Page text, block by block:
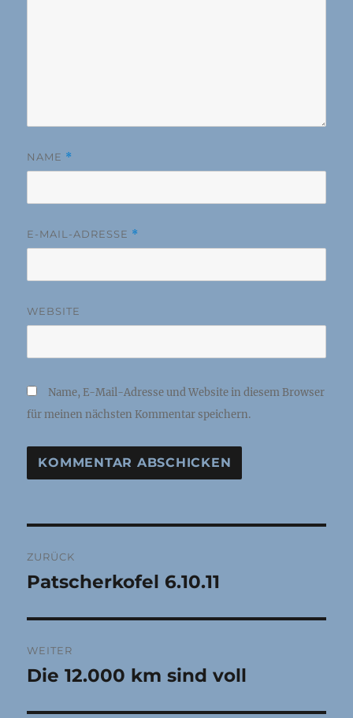
NAME *
E-MAIL-ADRESSE *
WEBSITE
Name, E-Mail-Adresse und Website in diesem Browser
für meinen nächsten Kommentar speichern.
ZURÜCK
Vorheriger
Patscherkofel 6.10.11
WEITER
Nächster
Die 12.000 km sind voll